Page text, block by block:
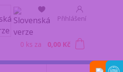
Přihlášení
0 ks za 0,00 Kč